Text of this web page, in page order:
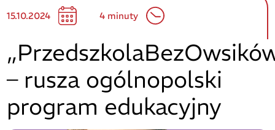
15.10.2024 4 minuty
– rusza ogólnopolski
program edukacyjny